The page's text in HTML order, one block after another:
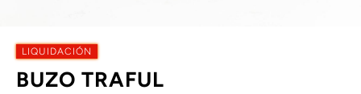
LIQUIDACIÓN
BUZO TRAFUL